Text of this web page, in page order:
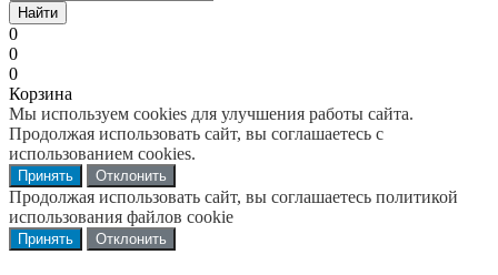
Найти
0
0
0
Корзина
Мы используем cookies для улучшения работы сайта.
Продолжая использовать сайт, вы соглашаетесь с
использованием cookies.
Принять Отклонить
Продолжая использовать сайт, вы соглашаетесь политикой
использования файлов cookie
Принять Отклонить